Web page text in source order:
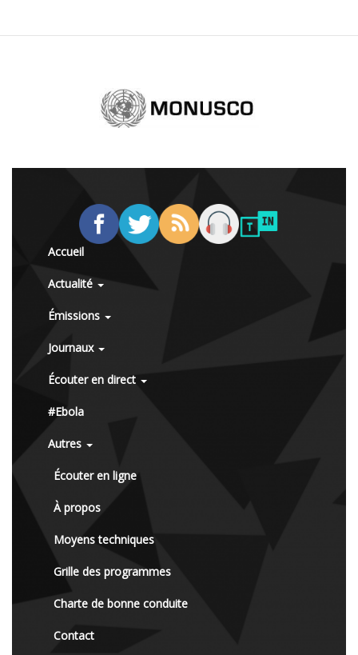
Accueil
Actualité
Émissions
Journaux
Écouter en direct
#Ebola
Autres
Écouter en ligne
À propos
Moyens techniques
Grille des programmes
Charte de bonne conduite
Contact